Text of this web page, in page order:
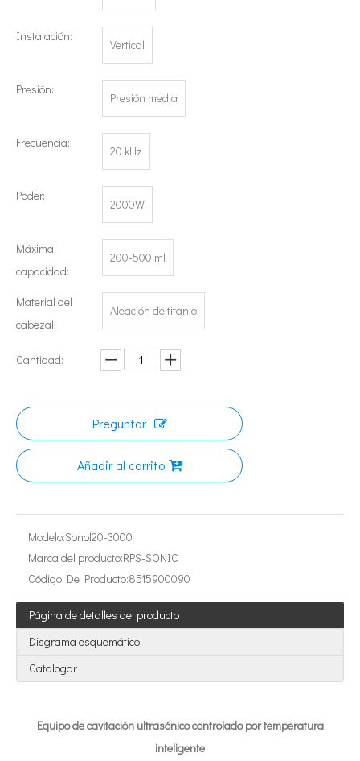
Actualmente, la investigación sobre la extracción de antioxidantes
Instalación:
Vertical
Presión:
Presión media
Frecuencia:
20 kHz
Poder:
2000W
Máxima
capacidad:
200-500 ml
Material del
cabezal:
Aleación de titanio
Cantidad:
Preguntar
Añadir al carrito
Modelo:Sonol20-3000
Marca del producto:RPS-SONIC
Código De Producto:8515900090
Página de detalles del producto
Disgrama esquemático
Catalogar
Equipo de cavitación ultrasónico controlado por temperatura
inteligente